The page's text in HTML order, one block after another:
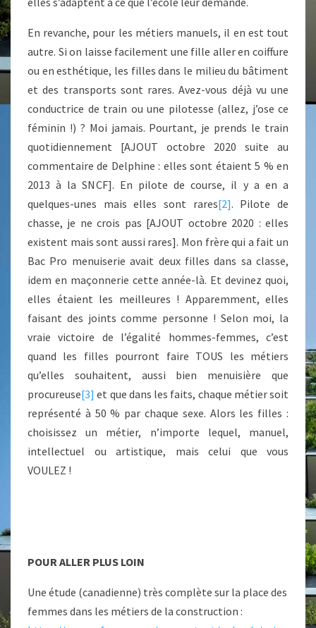
En revanche, pour les métiers manuels, il en est tout
autre. Si on laisse facilement une fille aller en coiffure
ou en esthétique, les filles dans le milieu du bâtiment
et des transports sont rares. Avez-vous déjà vu une
conductrice de train ou une pilotesse (allez, j’ose ce
féminin !) ? Moi jamais. Pourtant, je prends le train
quotidiennement [AJOUT octobre 2020 suite au
commentaire de Delphine : elles sont étaient 5 % en
2013 à la SNCF]. En pilote de course, il y a en a
quelques-unes mais elles sont rares[2]. Pilote de
chasse, je ne crois pas [AJOUT octobre 2020 : elles
existent mais sont aussi rares]. Mon frère qui a fait un
Bac Pro menuiserie avait deux filles dans sa classe,
idem en maçonnerie cette année-là. Et devinez quoi,
elles étaient les meilleures ! Apparemment, elles
faisant des joints comme personne ! Selon moi, la
vraie victoire de l’égalité hommes-femmes, c’est
quand les filles pourront faire TOUS les métiers
qu’elles souhaitent, aussi bien menuisière que
procureuse[3] et que dans les faits, chaque métier soit
représenté à 50 % par chaque sexe. Alors les filles :
choisissez un métier, n’importe lequel, manuel,
intellectuel ou artistique, mais celui que vous
VOULEZ !
POUR ALLER PLUS LOIN
Une étude (canadienne) très complète sur la place des
femmes dans les métiers de la construction :